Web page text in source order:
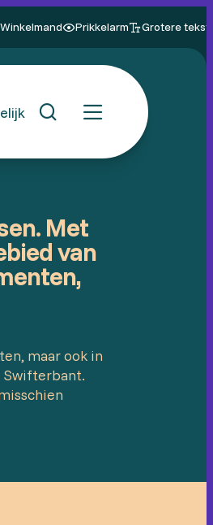
Winkelmand Prikkelarm Grotere tekst
Met
van
maar ook in
Swifterbant.